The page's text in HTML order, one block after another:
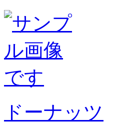
ドーナッツ